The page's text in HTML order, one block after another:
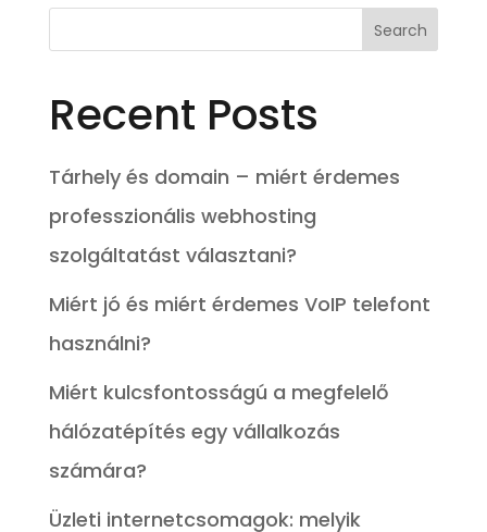
Recent Posts
Tárhely és domain – miért érdemes
professzionális webhosting
szolgáltatást választani?
Miért jó és miért érdemes VoIP telefont
használni?
Miért kulcsfontosságú a megfelelő
hálózatépítés egy vállalkozás
számára?
Üzleti internetcsomagok: melyik